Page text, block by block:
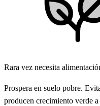
Rara vez necesita
Prospera en suelo pobre.
producen crecimiento verde